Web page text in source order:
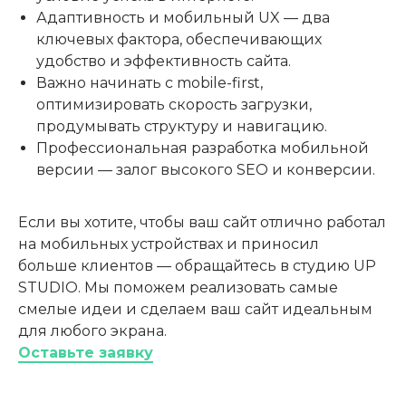
Адаптивность и мобильный UX — два
ключевых фактора, обеспечивающих
удобство и эффективность сайта.
Важно начинать с mobile-first,
оптимизировать скорость загрузки,
продумывать структуру и навигацию.
Профессиональная разработка мобильной
версии — залог высокого SEO и конверсии.
Если вы хотите, чтобы ваш сайт отлично работал
на мобильных устройствах и приносил
больше клиентов — обращайтесь в студию UP
STUDIO. Мы поможем реализовать самые
смелые идеи и сделаем ваш сайт идеальным
для любого экрана.
Оставьте заявку